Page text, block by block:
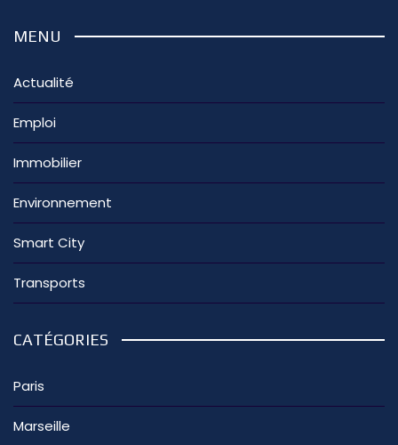
MENU
Actualité
Emploi
Immobilier
Environnement
Smart City
Transports
CATÉGORIES
Paris
Marseille